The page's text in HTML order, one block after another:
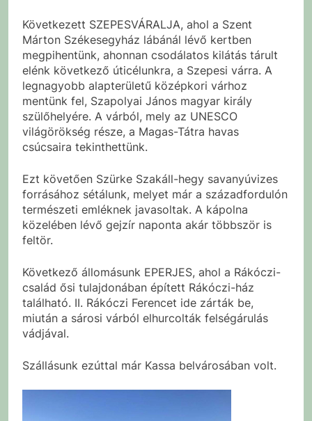
Következett SZEPESVÁRALJA, ahol a Szent
Márton Székesegyház lábánál lévő kertben
megpihentünk, ahonnan csodálatos kilátás tárult
elénk következő úticélunkra, a Szepesi várra. A
legnagyobb alapterületű középkori várhoz
mentünk fel, Szapolyai János magyar király
szülőhelyére. A várból, mely az UNESCO
világörökség része, a Magas-Tátra havas
csúcsaira tekinthettünk.
Ezt követően Szürke Szakáll-hegy savanyúvizes
forrásához sétálunk, melyet már a századfordulón
természeti emléknek javasoltak. A kápolna
közelében lévő gejzír naponta akár többször is
feltör.
Következő állomásunk EPERJES, ahol a Rákóczi-
család ősi tulajdonában épített Rákóczi-ház
található. II. Rákóczi Ferencet ide zárták be,
miután a sárosi várból elhurcolták felségárulás
vádjával.
Szállásunk ezúttal már Kassa belvárosában volt.